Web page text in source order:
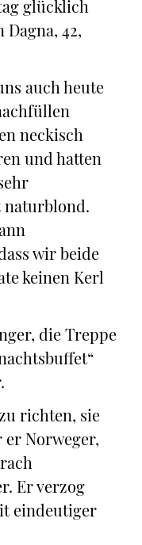
glücklich
42,
auch heute
neckisch
und hatten
naturblond.
wir beide
keinen Kerl
die Treppe
richten, sie
er Norweger,
Er verzog
eindeutiger